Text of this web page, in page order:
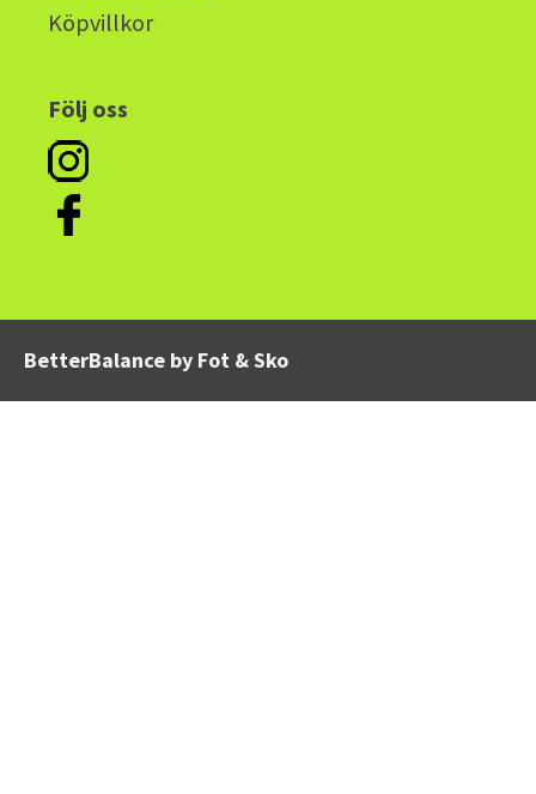
Köpvillkor
Följ oss
BetterBalance by Fot & Sko